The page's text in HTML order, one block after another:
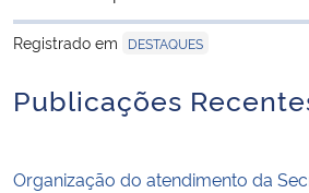
Registrado em
DESTAQUES
Publicações
Organização do atendimento da